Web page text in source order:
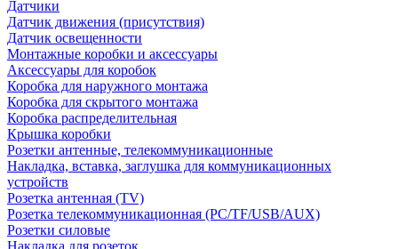
Датчики
Датчик движения (присутствия)
Датчик освещенности
Монтажные коробки и аксессуары
Аксессуары для коробок
Коробка для наружного монтажа
Коробка для скрытого монтажа
Коробка распределительная
Крышка коробки
Розетки антенные, телекоммуникационные
Накладка, вставка, заглушка для коммуникационных
устройств
Розетка антенная (TV)
Розетка телекоммуникационная (PC/TF/USB/AUX)
Розетки силовые
Накладка для розеток